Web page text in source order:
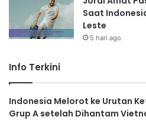
Saat
Leste
5 hari ago
Info Terkini
Indonesia Melorot ke Urutan
Grup A setelah Dihantam